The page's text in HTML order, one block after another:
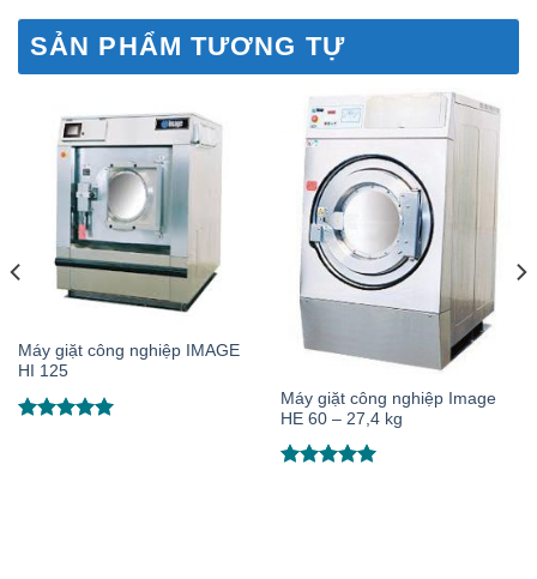
SẢN PHẨM TƯƠNG TỰ
Máy giặt công nghiệp IMAGE
HI 125
Máy giặt công nghiệp Image
HE 60 – 27,4 kg